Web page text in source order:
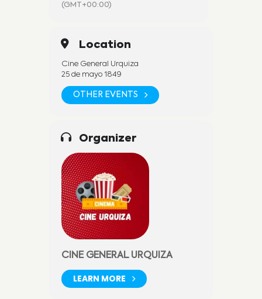
(GMT+00:00)
Location
Cine General Urquiza
25 de mayo 1849
OTHER EVENTS
Organizer
CINE GENERAL URQUIZA
LEARN MORE